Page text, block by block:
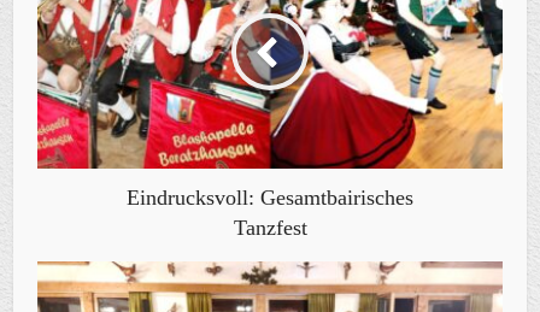
Eindrucksvoll: Gesamtbairisches
Tanzfest